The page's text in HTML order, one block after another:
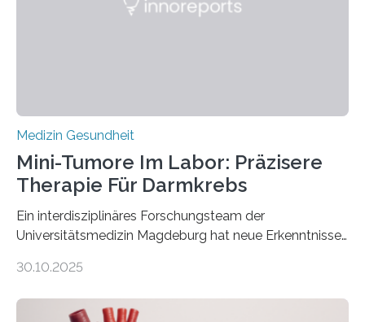
Medizin Gesundheit
Mini-Tumore Im Labor: Präzisere
Therapie Für Darmkrebs
Ein interdisziplinäres Forschungsteam der
Universitätsmedizin Magdeburg hat neue Erkenntnisse
behandelt werden kann. In ihrer aktuellen Studie,
Oncology, zeigen die Forschenden, dass Mini-Tumore
30.10.2025